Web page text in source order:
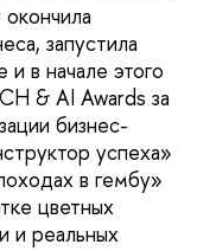
запустила
в начале этого
& AI Awards за
бизнес-
успеха»
в гембу»
цветных
и реальных